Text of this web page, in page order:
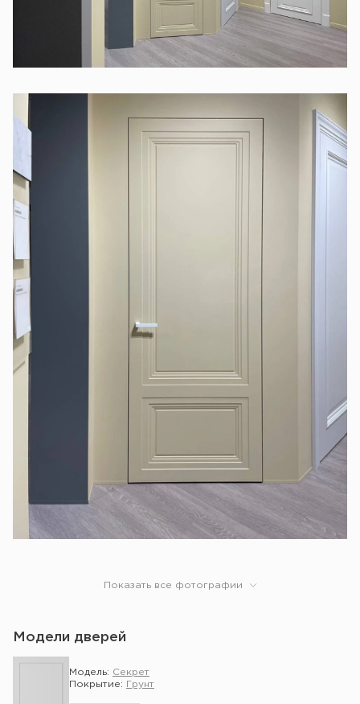
Показать все фотографии
Модели дверей
Модель: Секрет
Покрытие:
Грунт